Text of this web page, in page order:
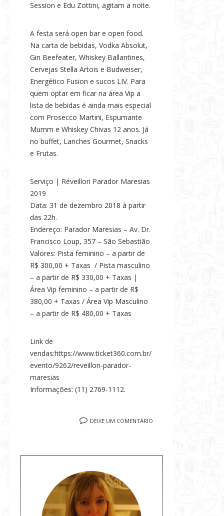
Session e Edu Zottini, agitam a noite.
A festa será open bar e open food.
Na carta de bebidas, Vodka Absolut,
Gin Beefeater, Whiskey Ballantines,
Cervejas Stella Artois e Budweiser,
Energético Fusion e sucos LIV. Para
quem optar em ficar na área Vip a
lista de bebidas é ainda mais especial
com Prosecco Martini, Espumante
Mumm e Whiskey Chivas 12 anos. Já
no buffet, Lanches Gourmet, Snacks
e Frutas.
Serviço | Réveillon Parador Maresias
2019
Data: 31 de dezembro 2018 à partir
das 22h.
Endereço: Parador Maresias – Av. Dr.
Francisco Loup, 357 – São Sebastião
Valores: Pista feminino – a partir de
R$ 300,00 + Taxas / Pista masculino
– a partir de R$ 330,00 + Taxas |
Área Vip feminino – a partir de R$
380,00 + Taxas / Área Vip Masculino
– a partir de R$ 480,00 + Taxas
Link de
vendas:https://www.ticket360.com.br/
evento/9262/reveillon-parador-
maresias
Informações: (11) 2769-1112.
DEIXE UM COMENTÁRIO